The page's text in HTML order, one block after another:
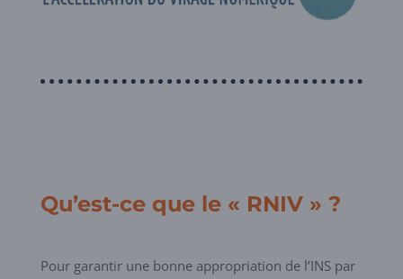
Qu’est-ce que le « RNIV » ?
Pour garantir une bonne appropriation de l’INS par